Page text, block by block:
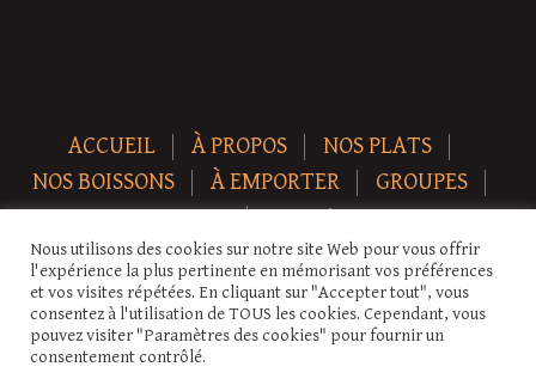
ACCUEIL À PROPOS
NOS PLATS
NOS BOISSONS
À EMPORTER
GROUPES
NEWS
CONTACT
Copyright © 2026 Auberge-ecurie. Tous droits réservés.
Nous utilisons des cookies sur notre site Web pour vous offrir
l'expérience la plus pertinente en mémorisant vos préférences
et vos visites répétées. En cliquant sur "Accepter tout", vous
consentez à l'utilisation de TOUS les cookies. Cependant, vous
pouvez visiter "Paramètres des cookies" pour fournir un
consentement contrôlé.